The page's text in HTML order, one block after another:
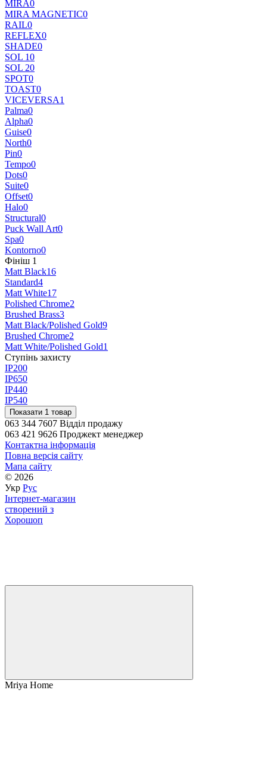
MIRA0
MIRA MAGNETIC0
RAIL0
REFLEX0
SHADE0
SOL 10
SOL 20
SPOT0
TOAST0
VICEVERSA1
Palma0
Alpha0
Guise0
North0
Pin0
Tempo0
Dots0
Suite0
Offset0
Halo0
Structural0
Puck Wall Art0
Spa0
Kontorno0
Фініш 1
Matt Black16
Standard4
Matt White17
Polished Chrome2
Brushed Brass3
Matt Black/Polished Gold9
Brushed Chrome2
Matt White/Polished Gold1
Ступінь захисту
IP200
IP650
IP440
IP540
Показати 1 товар
063 344 7607 Відділ продажу
063 421 9626 Проджект менеджер
Контактна інформація
Повна версія сайту
Мапа сайту
© 2026
Укр Рус
Інтернет-магазин
створений з
Хорошоп
Mriya Home